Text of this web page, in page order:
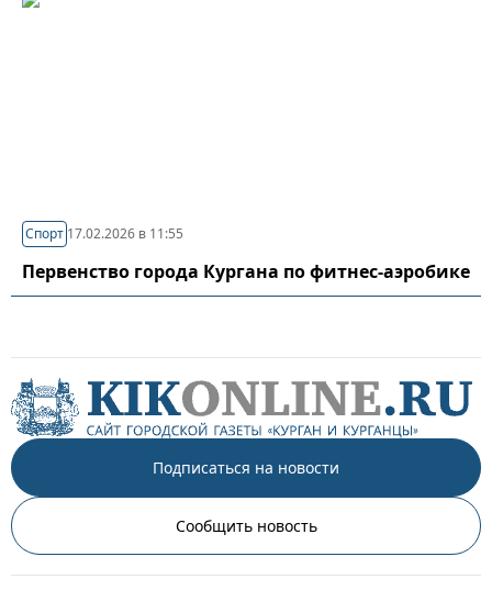
Спорт 17.02.2026 в 11:55
Первенство города Кургана по фитнес-аэробике
Подписаться на новости
Сообщить новость